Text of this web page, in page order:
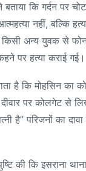
कि गर्दन पर
नहीं, बल्कि
किसी अन्य युवक से
पर हत्या कराई गई।
है कि मोहसिन का
पर कोलगेट से
है” परिजनों का
की कि इसराना